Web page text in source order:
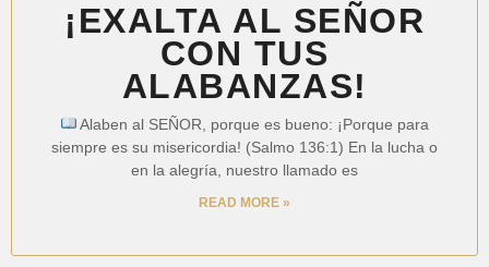
¡EXALTA AL SEÑOR
CON TUS
ALABANZAS!
Alaben al SEÑOR, porque es bueno: ¡Porque para
siempre es su misericordia! (Salmo 136:1) En la lucha o
en la alegría, nuestro llamado es
READ MORE »